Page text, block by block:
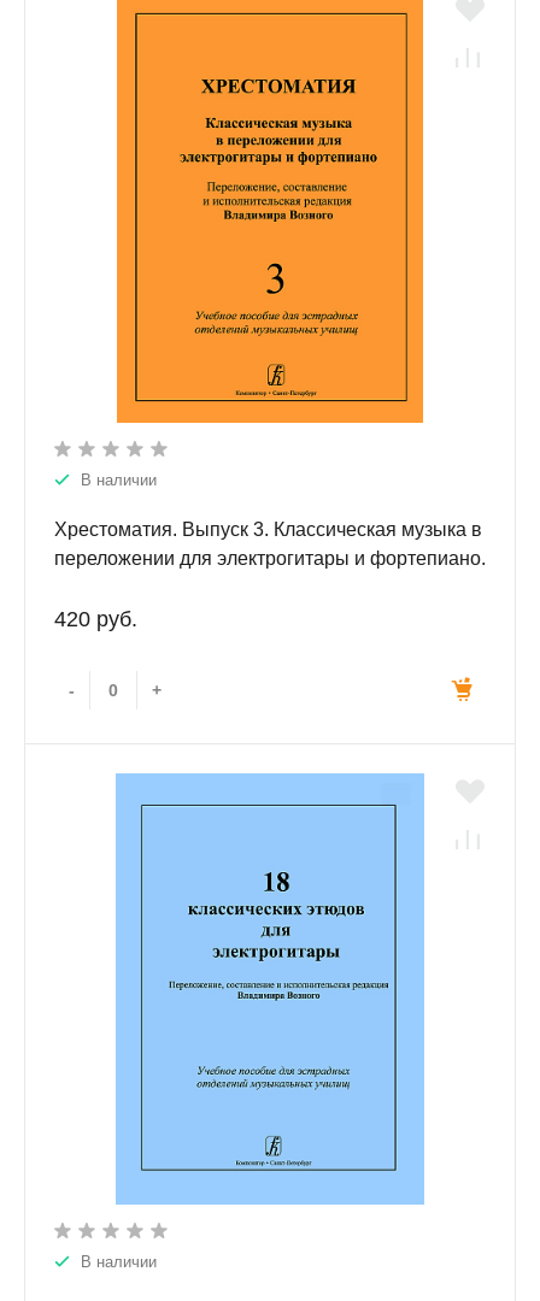
В наличии
Хрестоматия. Выпуск 3. Классическая музыка в
переложении для электрогитары и фортепиано.
музыкальных училищ.
420 руб.
- +
В наличии